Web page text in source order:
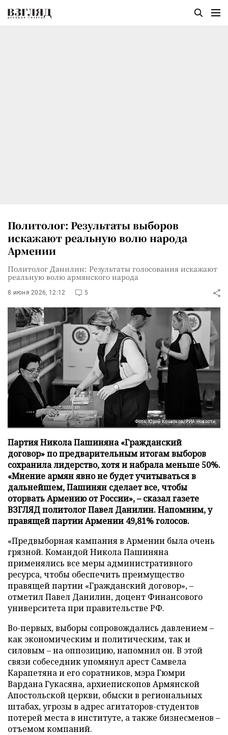
Политолог: Результаты выборов
искажают реальную волю народа
Армении
Политолог Данилин: Результаты голосования искажают
реальную волю армянского народа
8 июня 2026, 12:12 5
Фото: Юрий Кочетков/РИА Новости
Партия Никола Пашиняна «Гражданский
договор» по предварительным итогам выборов
сохранила лидерство, хотя и набрала меньше 50%.
«Мнение армян явно не будет учитываться в
дальнейшем, Пашинян сделает все, чтобы
оторвать Армению от России», – сказал газете
ВЗГЛЯД политолог Павел Данилин. Напомним, у
правящей партии Армении 49,81% голосов.
«Предвыборная кампания в Армении была очень
грязной. Командой Никола Пашиняна
применялись все меры административного
ресурса, чтобы обеспечить преимущество
правящей партии «Гражданский договор», –
отметил Павел Данилин, доцент Финансового
университета при правительстве РФ.
Во-первых, выборы сопровождались давлением –
как экономическим и политическим, так и
силовым – на оппозицию, напомнил он. В этой
связи собеседник упомянул арест Самвела
Карапетяна и его соратников, мэра Гюмри
Вардана Гукасяна, архиепископов Армянской
Апостольской церкви, обыски в региональных
штабах, угрозы в адрес агитаторов-студентов
потерей места в институте, а также бизнесменов –
отъемом компаний.